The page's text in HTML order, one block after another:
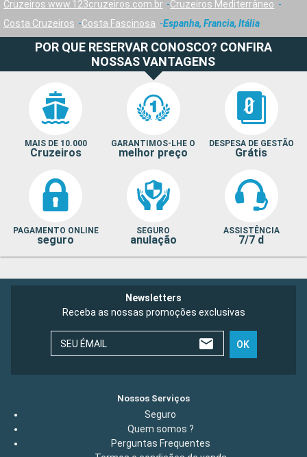
Cruzeiros www.123cruzeiros.com.br
Cruzeiros Mediterrâneo
Costa Cruzeiros
Costa Fascinosa Espanha, Francia, Itália
POR QUE RESERVAR CONOSCO? CONFIRA
NOSSAS VANTAGENS
MAIS DE 10.000
Cruzeiros
GARANTIMOS-LHE O
melhor preço
DESPESA DE GESTÃO
Grátis
PAGAMENTO ONLINE
seguro
SEGURO
anulação
ASSISTÊNCIA
7/7 d
Newsletters
Receba as nossas promoções exclusivas
SEU ÉMAIL OK
Nossos Serviços
Seguro
Quem somos ?
Perguntas Frequentes